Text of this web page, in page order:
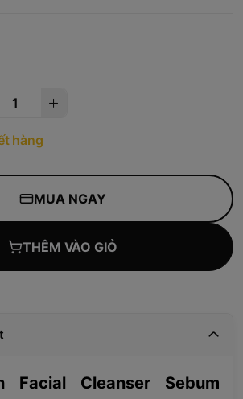
hàng
MUA NGAY
THÊM VÀO GIỎ
Facial Cleanser Sebum